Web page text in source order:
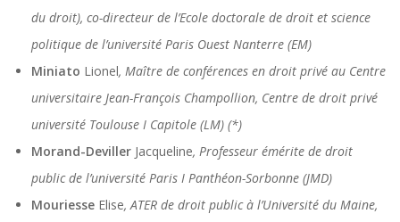
du droit), co-directeur de l’Ecole doctorale de droit et science
politique de l’université Paris Ouest Nanterre (EM)
Miniato Lionel, Maître de conférences en droit privé au Centre
universitaire Jean-François Champollion, Centre de droit privé
université Toulouse I Capitole (LM) (*)
Morand-Deviller Jacqueline, Professeur émérite de droit
public de l’université Paris I Panthéon-Sorbonne (JMD)
Mouriesse Elise, ATER de droit public à l’Université du Maine,